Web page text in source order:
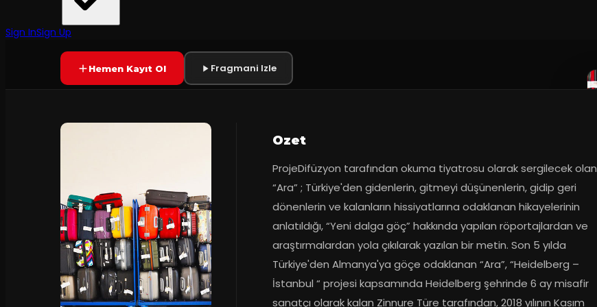
Sign InSign UpYAKINDA Yetersiz oy
Hemen Kayıt Ol Fragmani Izle
Ozet
ProjeDifüzyon tarafından okuma tiyatrosu olarak sergilecek olan
“Ara” ; Türkiye'den gidenlerin, gitmeyi düşünenlerin, gidip geri
dönenlerin ve kalanların hissiyatlarına odaklanan hikayelerinin
anlatıldığı, “Yeni dalga göç” hakkında yapılan röportajlardan ve
araştırmalardan yola çıkılarak yazılan bir metin. Son 5 yılda
Türkiye'den Almanya'ya göçe odaklanan “Ara”, “Heidelberg –
İstanbul “ projesi kapsamında Heidelberg şehrinde 6 ay misafir
sanatçı olarak kalan Zinnure Türe tarafından, 2018 yılının Kasım